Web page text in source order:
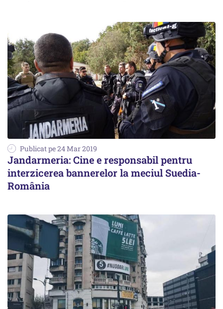
Publicat pe 24 Mar 2019
Jandarmeria: Cine e responsabil pentru
interzicerea bannerelor la meciul Suedia-
România